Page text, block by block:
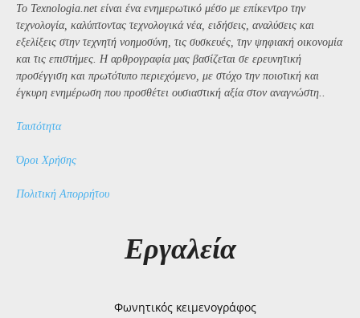
Το Texnologia.net είναι ένα ενημερωτικό μέσο με επίκεντρο την
τεχνολογία, καλύπτοντας τεχνολογικά νέα, ειδήσεις, αναλύσεις και
εξελίξεις στην τεχνητή νοημοσύνη, τις συσκευές, την ψηφιακή οικονομία
και τις επιστήμες. Η αρθρογραφία μας βασίζεται σε ερευνητική
προσέγγιση και πρωτότυπο περιεχόμενο, με στόχο την ποιοτική και
έγκυρη ενημέρωση που προσθέτει ουσιαστική αξία στον αναγνώστη..
Ταυτότητα
Όροι Χρήσης
Πολιτική Απορρήτου
Εργαλεία
Φωνητικός κειμενογράφος